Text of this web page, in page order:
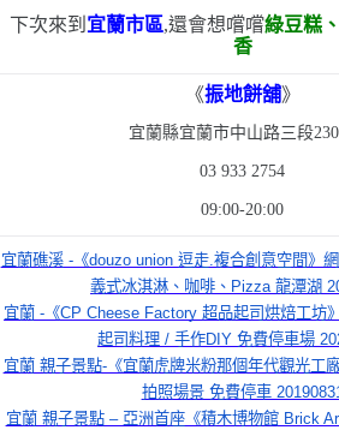
下次來到 宜蘭市區,還會想嚐嚐綠豆糕
香
《振地餅舖》
宜蘭縣宜蘭市中山路三段230
03 933 2754
09:00-20:00
宜蘭礁溪 -《douzo union 逗走.複合創意空間》
義式冰淇淋、咖啡、Pizza 龍潭湖
宜蘭 -《CP Cheese Factory 超品起司烘焙工坊
起司料理 / 手作DIY 免費停車場
宜蘭 親子景點-《宜蘭虎牌米粉那個年代觀光工
拍照場景 免費停車
宜蘭 親子景點 – 亞洲首座《積木博物館 Brick